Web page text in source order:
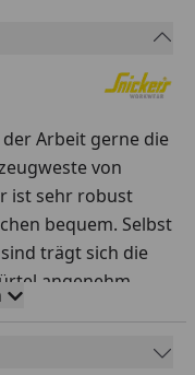
Arbeit gerne die
von
ist sehr robust
bequem. Selbst
trägt sich die
angenehm
von den Schultern